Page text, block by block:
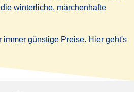
winterliche, märchenhafte
immer günstige Preise. Hier geht's